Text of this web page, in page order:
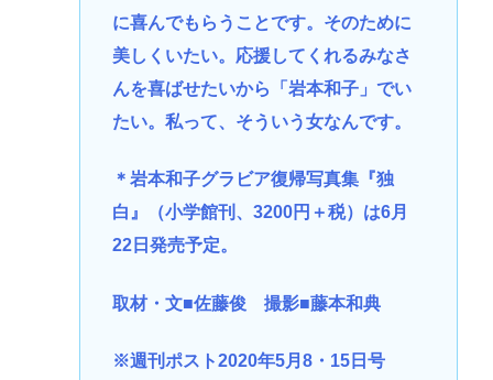
に喜んでもらうことです。そのために
美しくいたい。応援してくれるみなさ
んを喜ばせたいから「岩本和子」でい
たい。私って、そういう女なんです。
＊岩本和子グラビア復帰写真集『独
白』（小学館刊、3200円＋税）は6月
22日発売予定。
取材・文■佐藤俊 撮影■藤本和典
※週刊ポスト2020年5月8・15日号